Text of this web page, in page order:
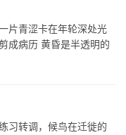
片青涩卡在年轮深处光
成病历 黄昏是半透明的
习转调，候鸟在迁徙的